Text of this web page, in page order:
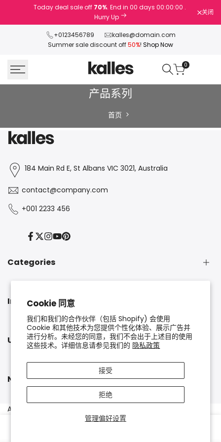
Cookie 同意
我们和我们的合作伙伴（包括 Shopify) 会使用
Cookie 和其他技术为您提供个性化体验、展示广告并
进行分析。未经您的同意，我们不会出于上述目的使用
这些技术。详细信息请参见我们的 隐私政策
管理偏好设置
接受
拒绝
内
Today deal sale off 70%. End in 00 days 00:00:00 .
Hurry Up
关闭
+0123456789
kalles@domain.com
Summer sale discount off50%! Shop Now
0
系
列
产品系列
首页
184 Main Rd E, St Albans VIC 3021, Australia
contact@company.com
+001 2233 456
Facebook
Twitter
Instagram
YouTube
Pinterest
Categories
Information
Useful links
Newsletter Signup
Subscribe to our newsletter and get 10% off your first
All Rights Reserved © 2025
0